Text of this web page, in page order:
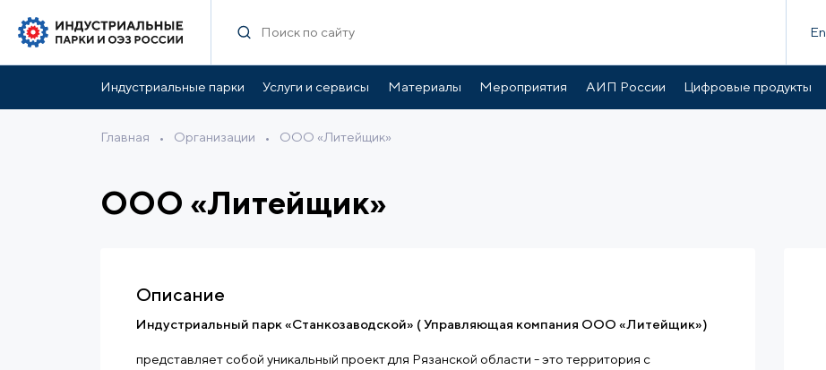
En
Индустриальные парки Услуги и сервисы Материалы Мероприятия АИП России Цифровые продукты
Главная • Организации • ООО «Литейщик»
ООО «Литейщик»
Описание
Индустриальный парк «Станкозаводской» ( Управляющая компания ООО «Литейщик»)
представляет собой уникальный проект для Рязанской области - это территория с